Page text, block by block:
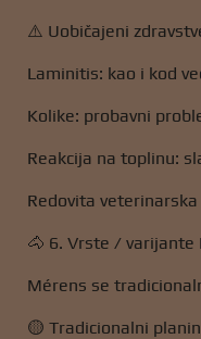
⚠️ Uobičajeni
Laminitis: kao i kod
Kolike: probavni
Reakcija na toplinu:
Redovita
🐴 6. Vrste / varijante
Mérens se
🟡 Tradicionalni